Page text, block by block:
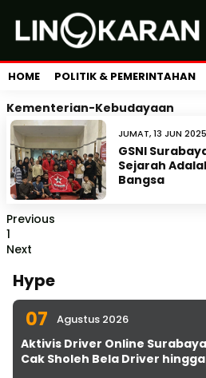
HOME POLITIK & PEMERINTAHAN
Kementerian-Kebudayaan
JUMAT, 13 JUN
GSNI
Sejarah
Bangsa
Previous
1
Next
Hype
07 Agustus 2026
Aktivis Driver Online
Cak Sholeh Bela Driver hingga